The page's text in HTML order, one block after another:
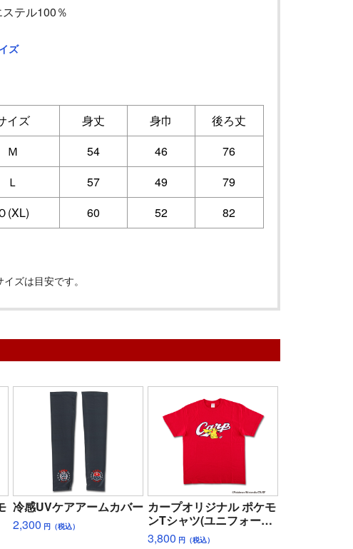
テル100％
ズ
イズ 身丈 身巾
後ろ丈
Ｍ
54 46
76
Ｌ
57 49
79
(XL)
60 52 82
ズは目安です。
冷感UVケアアームカバー
2,300 円（税込）
カープオリジナル ポケモ
ンTシャツ(ユニフォーム
風)
3,800 円（税込）